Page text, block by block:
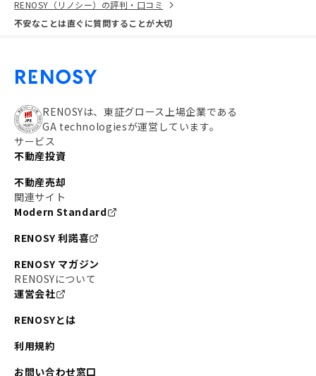
RENOSY（リノシー）の評判・口コミ
不安なことは直ぐに質問することが大切
RENOSYは、東証グロース上場企業である
GA technologiesが運営しています。
サービス
不動産投資
不動産売却
関連サイト
Modern Standard
RENOSY 利諾喜
RENOSY マガジン
RENOSYについて
運営会社
RENOSYとは
利用規約
お問い合わせ窓口